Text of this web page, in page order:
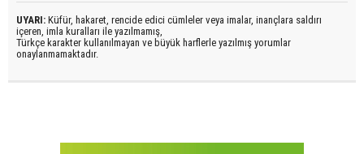
UYARI: Küfür, hakaret, rencide edici cümleler veya imalar, inançlara saldırı
içeren, imla kuralları ile yazılmamış,
Türkçe karakter kullanılmayan ve büyük harflerle yazılmış yorumlar
onaylanmamaktadır.